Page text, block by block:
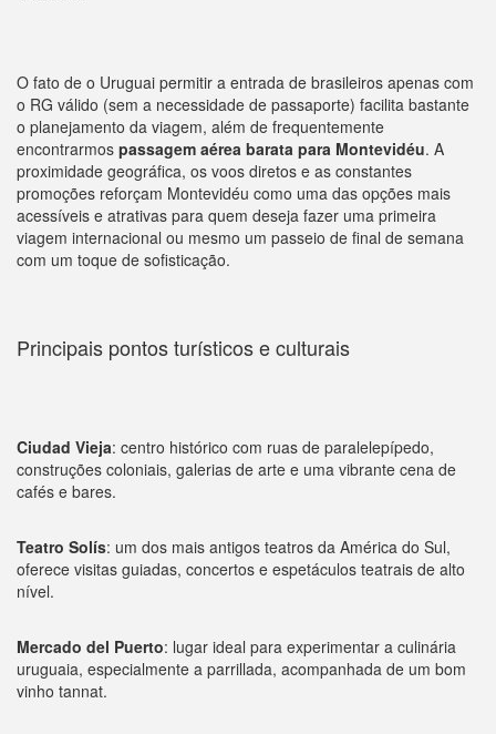
O fato de o Uruguai permitir a entrada de brasileiros apenas com
o RG válido (sem a necessidade de passaporte) facilita bastante
o planejamento da viagem, além de frequentemente
encontrarmos passagem aérea barata para Montevidéu. A
proximidade geográfica, os voos diretos e as constantes
promoções reforçam Montevidéu como uma das opções mais
acessíveis e atrativas para quem deseja fazer uma primeira
viagem internacional ou mesmo um passeio de final de semana
com um toque de sofisticação.
Principais pontos turísticos e culturais
Ciudad Vieja: centro histórico com ruas de paralelepípedo,
construções coloniais, galerias de arte e uma vibrante cena de
cafés e bares.
Teatro Solís: um dos mais antigos teatros da América do Sul,
oferece visitas guiadas, concertos e espetáculos teatrais de alto
nível.
Mercado del Puerto: lugar ideal para experimentar a culinária
uruguaia, especialmente a parrillada, acompanhada de um bom
vinho tannat.